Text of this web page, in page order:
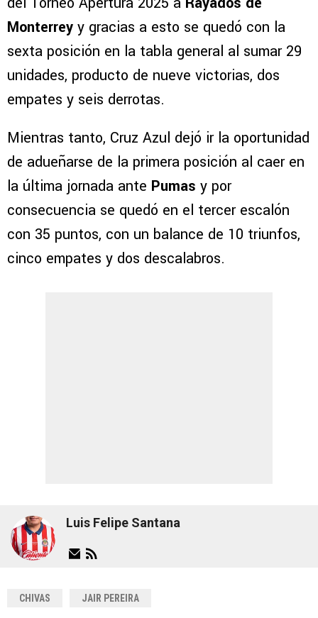
Monterrey y gracias a esto se quedó con la
sexta posición en la tabla general al sumar 29
unidades, producto de nueve victorias, dos
empates y seis derrotas.
Mientras tanto, Cruz Azul dejó ir la oportunidad
de adueñarse de la primera posición al caer en
la última jornada ante Pumas y por
consecuencia se quedó en el tercer escalón
con 35 puntos, con un balance de 10 triunfos,
cinco empates y dos descalabros.
Luis Felipe Santana
CHIVAS JAIR PEREIRA